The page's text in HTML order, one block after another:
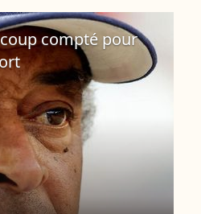
compté pour